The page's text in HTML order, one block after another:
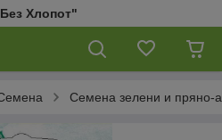
Хлопот"
Семена зелени и пряно-